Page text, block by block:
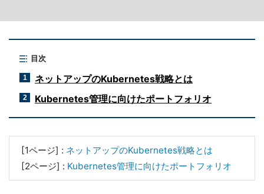
目次
1 ネットアップのKubernetes戦略とは
2 Kubernetes管理に向けたポートフォリオ
[1ページ] : ネットアップのKubernetes戦略とは
[2ページ] : Kubernetes管理に向けたポートフォリオ